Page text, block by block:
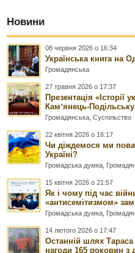
Новини
08 червня 2026 о 16:34
Українська книга на
Громадянська
27 травня 2026 о 17:37
Презентація «Історії
Камʼянець-Подільську
Громадянська ,Суспільство
22 квітня 2026 о 16:17
Чи діждемося ми
Україні?
Громадська думка
15 квітня 2026 о 21:57
Як і чому під час
«антисемітизмом»
Громадська думка
14 лютого 2026 о 17:47
Останній шлях
нагоди 165 роковин з